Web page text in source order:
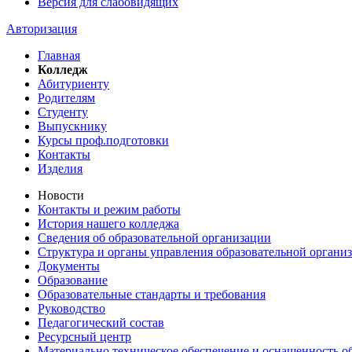
Авторизация
Главная
Колледж
Абитуриенту
Родителям
Студенту
Выпускнику
Курсы проф.подготовки
Контакты
Изделия
Новости
Контакты и режим работы
История нашего колледжа
Сведения об образовательной организации
Структура и органы управления образовательной
Документы
Образование
Образовательные стандарты и требования
Руководство
Педагогический состав
Ресурсный центр